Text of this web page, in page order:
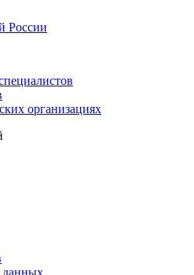
России
организациях
данных